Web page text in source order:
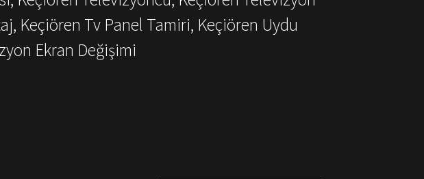
Keçiören Tv Panel Tamiri, Keçiören Uydu
Ekran Değişimi